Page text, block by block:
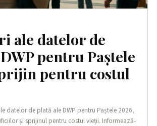
ale datelor de
pentru Paștele
pentru costul
datelor de plată ale DWP pentru Paștele 2026,
și sprijinul pentru costul vieții. Informează-